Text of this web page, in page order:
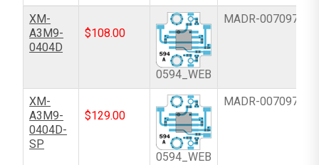
XM-
A3M9-
0404D
$108.00
0594_WEB
MADR-007097-
XM-
A3M9-
0404D-
SP
$129.00
0594_WEB
MADR-007097-